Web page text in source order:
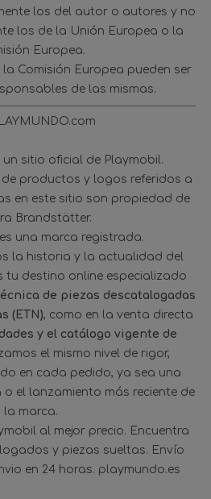
los del autor o autores y no
los de la Unión Europea o la
Europea.
Comisión Europea pueden ser
de las mismas.
sitio oficial de Playmobil.
de productos y logos referidos a
en este sitio son propiedad de
Brandstätter.
una marca registrada.
la historia y la actualidad del
tu destino online especializado
de piezas descatalogadas
(ETN), como en la venta directa
y el catálogo vigente de
el mismo nivel de rigor,
en cada pedido, ya sea una
el lanzamiento más reciente de
la marca.
al mejor precio. Encuentra
y piezas sueltas. Envío
en 24 horas. playmundo.es